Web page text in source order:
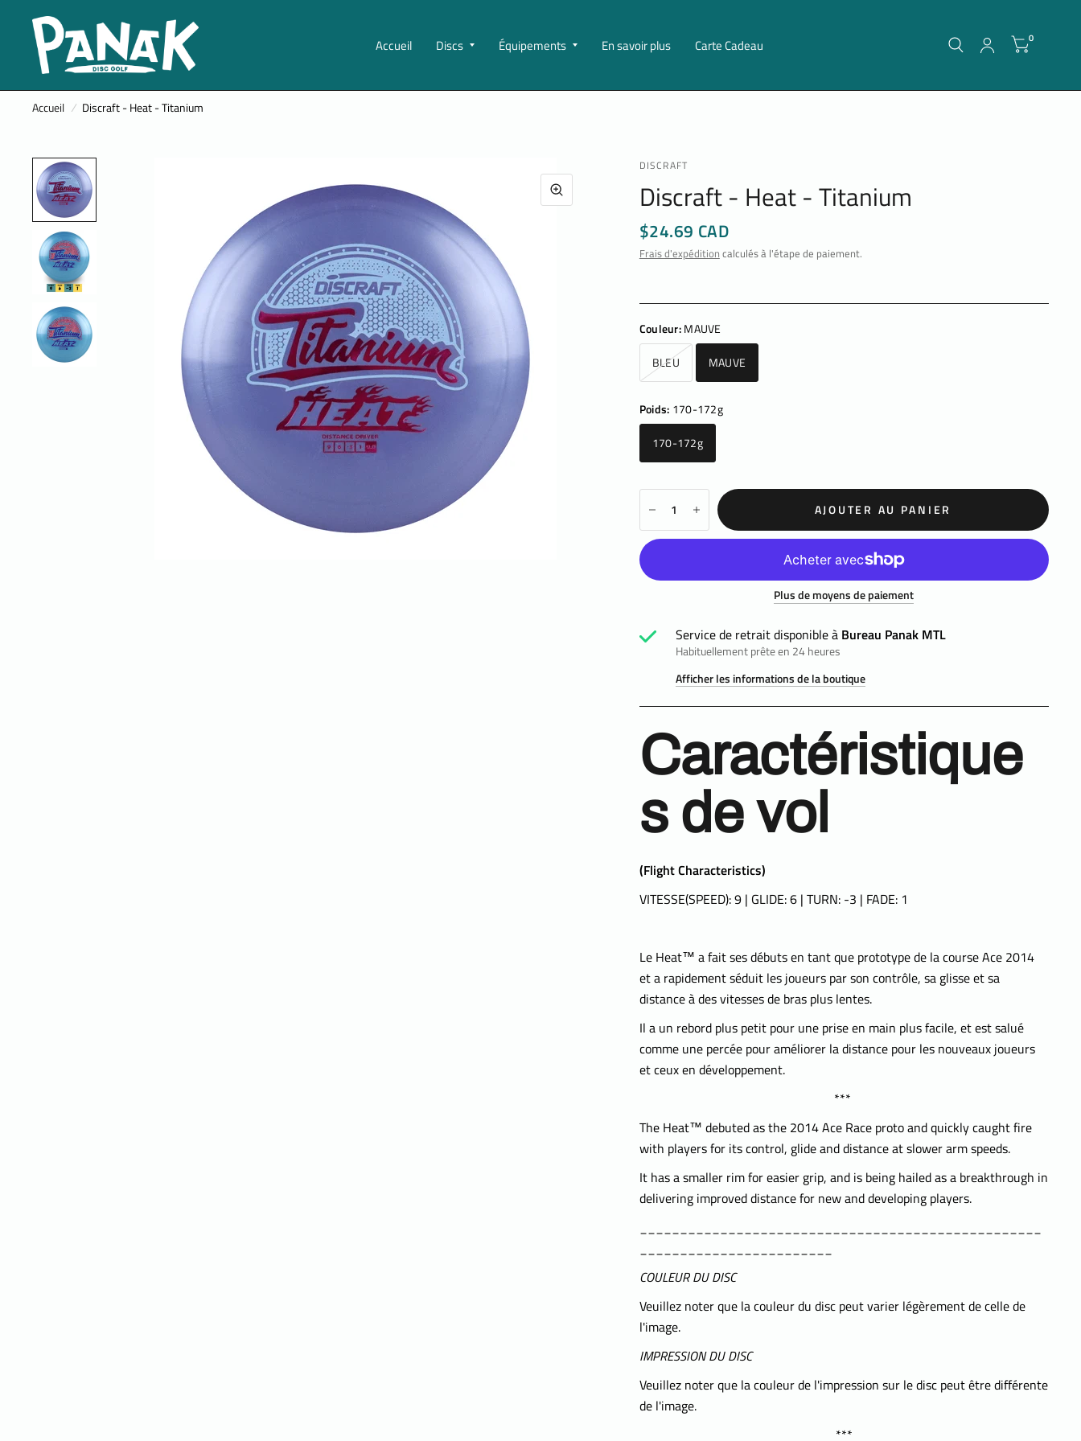
Accueil Discs Équipements En savoir plus Carte Cadeau 0
Accueil / Discraft - Heat - Titanium
DISCRAFT
Discraft - Heat - Titanium
$24.69 CAD
Frais d'expédition calculés à l'étape de paiement.
Couleur: MAUVE
BLEU MAUVE
Poids: 170-172g
170-172g
AJOUTER AU PANIER
Plus de moyens de paiement
Service de retrait disponible à Bureau Panak MTL
Habituellement prête en 24 heures
Afficher les informations de la boutique
Caractéristique
s de vol
(Flight Characteristics)
VITESSE(SPEED): 9 | GLIDE: 6 | TURN: -3 | FADE: 1
Le Heat™ a fait ses débuts en tant que prototype de la course Ace 2014
et a rapidement séduit les joueurs par son contrôle, sa glisse et sa
distance à des vitesses de bras plus lentes.
Il a un rebord plus petit pour une prise en main plus facile, et est salué
comme une percée pour améliorer la distance pour les nouveaux joueurs
et ceux en développement.
***
The Heat™ debuted as the 2014 Ace Race proto and quickly caught fire
with players for its control, glide and distance at slower arm speeds.
It has a smaller rim for easier grip, and is being hailed as a breakthrough in
delivering improved distance for new and developing players.
COULEUR DU DISC
Veuillez noter que la couleur du disc peut varier légèrement de celle de
l'image.
IMPRESSION DU DISC
Veuillez noter que la couleur de l'impression sur le disc peut être différente
de l'image.
***